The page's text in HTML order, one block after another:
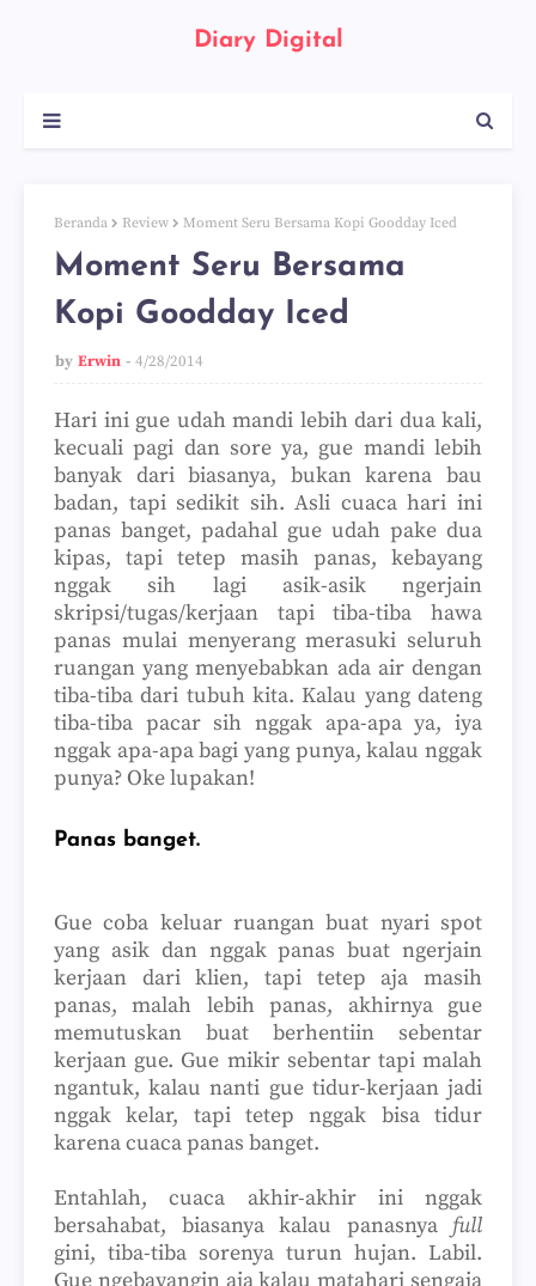
Diary Digital
Beranda Review Moment Seru Bersama Kopi Goodday Iced
Moment Seru Bersama
Kopi Goodday Iced
by Erwin 4/28/2014
Hari ini gue udah mandi lebih dari dua kali,
kecuali pagi dan sore ya, gue mandi lebih
banyak dari biasanya, bukan karena bau
badan, tapi sedikit sih. Asli cuaca hari ini
panas banget, padahal gue udah pake dua
kipas, tapi tetep masih panas, kebayang
nggak sih lagi asik-asik ngerjain
skripsi/tugas/kerjaan tapi tiba-tiba hawa
panas mulai menyerang merasuki seluruh
ruangan yang menyebabkan ada air dengan
tiba-tiba dari tubuh kita. Kalau yang dateng
tiba-tiba pacar sih nggak apa-apa ya, iya
nggak apa-apa bagi yang punya, kalau nggak
punya? Oke lupakan!
Panas banget.
Gue coba keluar ruangan buat nyari spot
yang asik dan nggak panas buat ngerjain
kerjaan dari klien, tapi tetep aja masih
panas, malah lebih panas, akhirnya gue
memutuskan buat berhentiin sebentar
kerjaan gue. Gue mikir sebentar tapi malah
ngantuk, kalau nanti gue tidur-kerjaan jadi
nggak kelar, tapi tetep nggak bisa tidur
karena cuaca panas banget.
Entahlah, cuaca akhir-akhir ini nggak
bersahabat, biasanya kalau panasnya full
gini, tiba-tiba sorenya turun hujan. Labil.